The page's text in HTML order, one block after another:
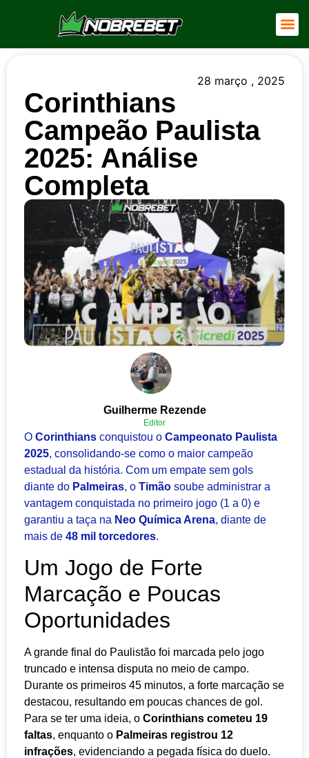
28 março , 2025
Corinthians
Campeão Paulista
2025: Análise
Completa
Guilherme Rezende
Editor
O Corinthians conquistou o Campeonato Paulista
2025, consolidando-se como o maior campeão
estadual da história. Com um empate sem gols
diante do Palmeiras, o Timão soube administrar a
vantagem conquistada no primeiro jogo (1 a 0) e
garantiu a taça na Neo Química Arena, diante de
mais de 48 mil torcedores.
Um Jogo de Forte
Marcação e Poucas
Oportunidades
A grande final do Paulistão foi marcada pelo jogo
truncado e intensa disputa no meio de campo.
Durante os primeiros 45 minutos, a forte marcação se
destacou, resultando em poucas chances de gol.
Para se ter uma ideia, o Corinthians cometeu 19
faltas, enquanto o Palmeiras registrou 12
infrações, evidenciando a pegada física do duelo.